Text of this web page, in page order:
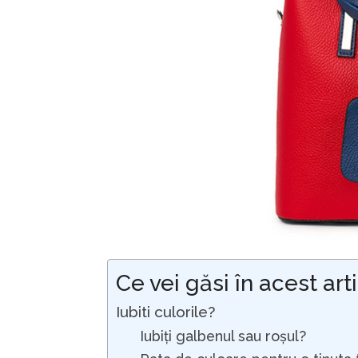
Ce vei găsi în acest
Iubiti culorile?
Iubiți galbenul sau roșul?